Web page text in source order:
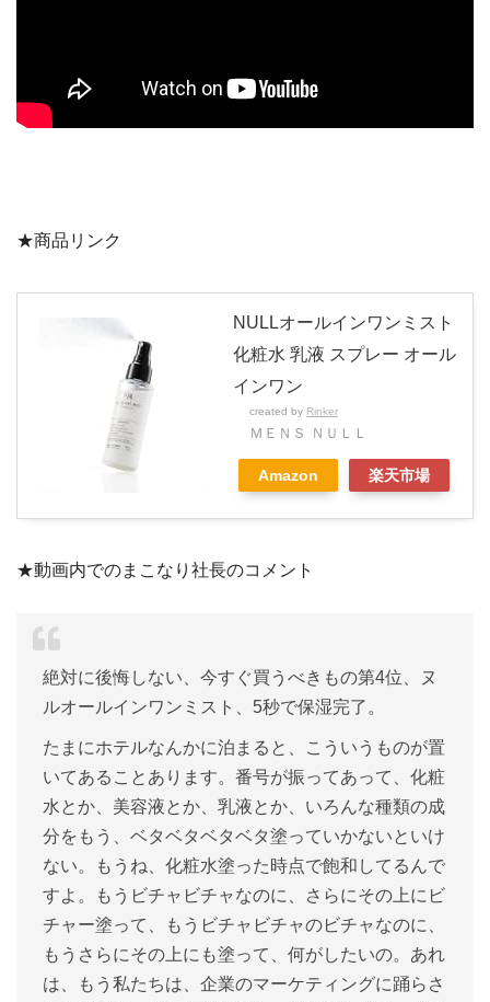
★商品リンク
NULLオールインワンミスト
化粧水 乳液 スプレー オール
インワン
created by Rinker
ＭＥＮＳ ＮＵＬＬ
Amazon 楽天市場
★動画内でのまこなり社長のコメント
絶対に後悔しない、今すぐ買うべきもの第4位、ヌ
ルオールインワンミスト、5秒で保湿完了。
たまにホテルなんかに泊まると、こういうものが置
いてあることあります。番号が振ってあって、化粧
水とか、美容液とか、乳液とか、いろんな種類の成
分をもう、ベタベタベタベタ塗っていかないといけ
ない。もうね、化粧水塗った時点で飽和してるんで
すよ。もうビチャビチャなのに、さらにその上にビ
チャー塗って、もうビチャビチャのビチャなのに、
もうさらにその上にも塗って、何がしたいの。あれ
は、もう私たちは、企業のマーケティングに踊らさ